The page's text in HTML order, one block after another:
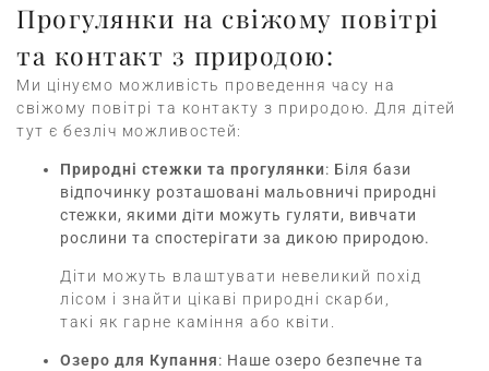
Прогулянки на свіжому повітрі
та контакт з природою:
Ми цінуємо можливість проведення часу на
свіжому повітрі та контакту з природою. Для дітей
тут є безліч можливостей:
Природні стежки та прогулянки: Біля бази
відпочинку розташовані мальовничі природні
стежки, якими діти можуть гуляти, вивчати
рослини та спостерігати за дикою природою.
Діти можуть влаштувати невеликий похід
лісом і знайти цікаві природні скарби,
такі як гарне каміння або квіти.
Озеро для Купання: Наше озеро безпечне та